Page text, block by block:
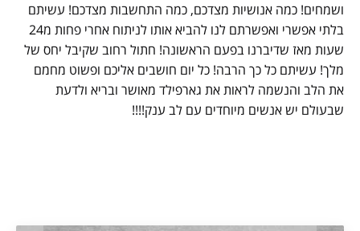
ושמחים! כמה אנושיות מצדכם, כמה התחשבות מצדכם! עשיתם
בלתי אפשרי ואפשרתם לנו להביא אותו לניתוח אחרי פחות מ24
שעות מאז שדיברנו בפעם הראשונה! חתול רחוב שקיבל יחס של
מלך! עשיתם כל כך הרבה! כל יום חושבים אליכם ופשוט מחמם
את הלב והנשמה לראות את גארפילד מאושר ובריא ולדעת
שבעולם יש אנשים מיוחדים עם לב ענק!!!!